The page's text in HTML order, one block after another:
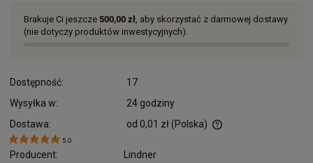
Brakuje Ci jeszcze 500,00 zł, aby skorzystać z darmowej dostawy
(nie dotyczy produktów inwestycyjnych).
Dostępność:
17
Wysyłka w:
24 godziny
Dostawa:
od 0,01 zł(Polska)
5.0
Producent: Lindner